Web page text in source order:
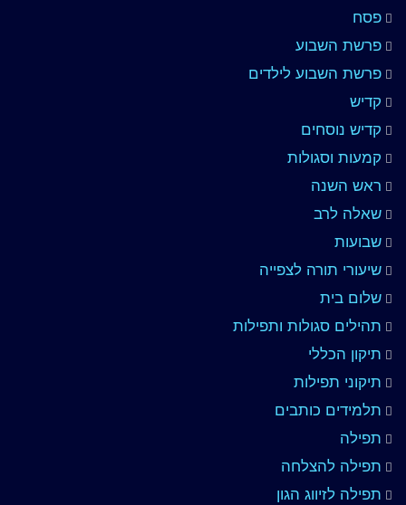
פסח
פרשת השבוע
פרשת השבוע לילדים
קדיש
קדיש נוסחים
קמעות וסגולות
ראש השנה
שאלה לרב
שבועות
שיעורי תורה לצפייה
שלום בית
תהילים סגולות ותפילות
תיקון הכללי
תיקוני תפילות
תלמידים כותבים
תפילה
תפילה להצלחה
תפילה לזיווג הגון